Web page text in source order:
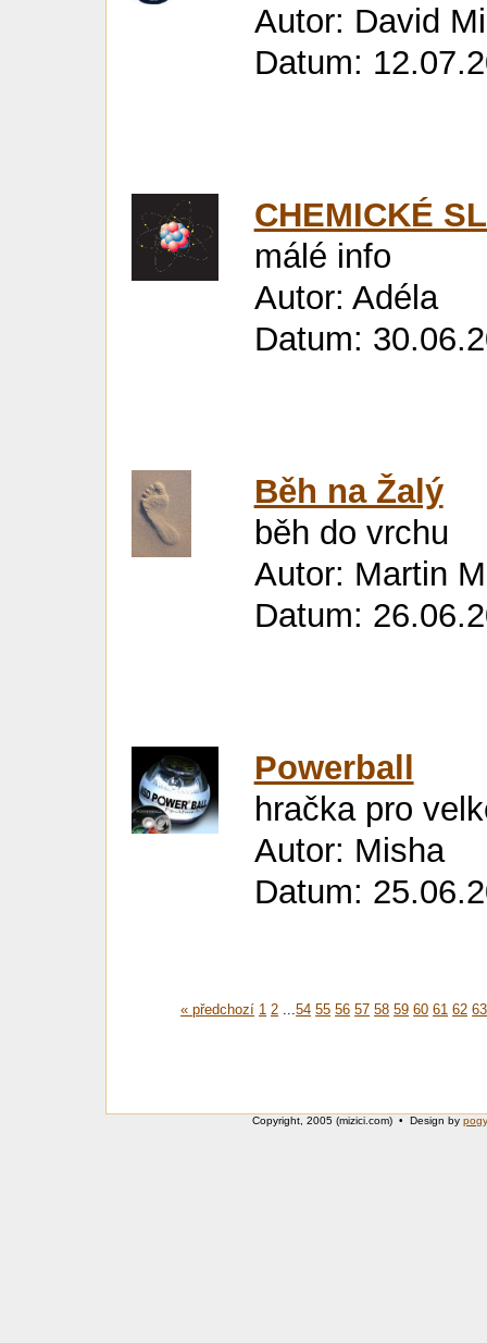
Autor: David
Datum:
CHEMICKÉ
málé info
Autor: Adéla
Datum:
Běh na Žalý
běh do vrchu
Autor: Martin
Datum:
Powerball
hračka pro
Autor: Misha
Datum:
« předchozí 1 2 ...54 55 56 57 58 59 60 61 62 63
Copyright, 2005 (mizici.com) • Design by